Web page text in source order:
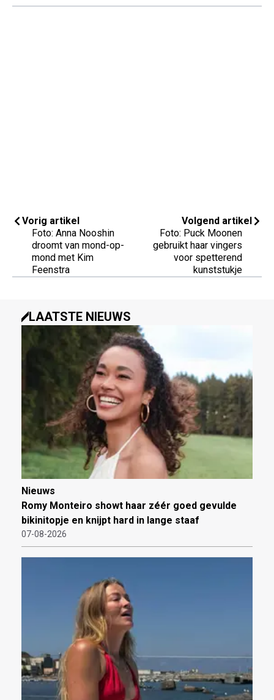
Vorig artikel
Foto: Anna Nooshin
droomt van mond-op-
mond met Kim
Feenstra
Volgend artikel
Foto: Puck Moonen
gebruikt haar vingers
voor spetterend
kunststukje
LAATSTE NIEUWS
Nieuws
Romy Monteiro showt haar zéér goed gevulde
bikinitopje en knijpt hard in lange staaf
07-08-2026